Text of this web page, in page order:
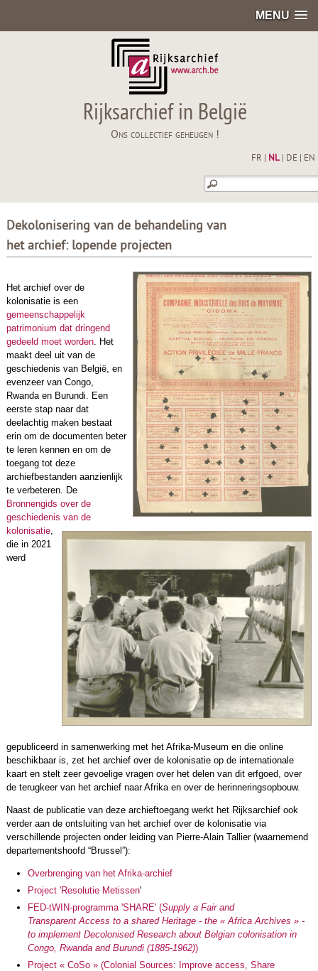
MENU
Rijksarchief in België
Ons collectief geheugen !
FR NL| DE EN
Dekolonisering van de behandeling van
het archief: lopende projecten
Het archief over de
kolonisatie is een
gemeenschappelijk
patrimonium dat dringend
gedeeld moet worden. Het
maakt deel uit van de
geschiedenis van België, en
evenzeer van Congo,
Rwanda en Burundi. Een
eerste stap naar dat
deelachtig maken bestaat
erin om de documenten beter
te leren kennen en om de
toegang tot deze
archiefbestanden aanzienlijk
te verbeteren. De
Bronnengids over de
geschiedenis van de
kolonisatie,
die in 2021
werd
gepubliceerd in samenwerking met het Afrika-Museum en die online
beschikbaar is, zet het archief over de kolonisatie op de internationale
kaart en stelt zeer gevoelige vragen over het delen van dit erfgoed, over
de terugkeer van het archief naar Afrika en over de herinneringsopbouw.
Naast de publicatie van deze archieftoegang werkt het Rijksarchief ook
verder aan de ontsluiting van het archief over de kolonisatie via
verschillende projecten onder leiding van Pierre-Alain Tallier (waarnemend
departementshoofd “Brussel”):
Overbrenging van het Afrika-archief
Project 'Resolutie Metissen'
FED-tWIN-programma 'SHARE' (Supply a Fair and
Transparent Access to a shared Heritage - the « Africa Archives » -
to implement Decolonised Research about Belgian colonisation in
Congo, Rwanda and Burundi (1885-1962))
Project « CoSo »(Colonial Sources: Improve access, Share